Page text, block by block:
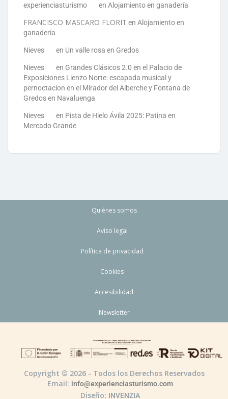
experienciasturismo en Alojamiento en ganadería
FRANCISCO MASCARO FLORIT en Alojamiento en
ganadería
Nieves en Un valle rosa en Gredos
Nieves en Grandes Clásicos 2.0 en el Palacio de
Exposiciones Lienzo Norte: escapada musical y
pernoctacion en el Mirador del Alberche y Fontana de
Gredos en Navaluenga
Nieves en Pista de Hielo Ávila 2025: Patina en
Mercado Grande
Quiénes somos
Aviso legal
Política de privacidad
Cookies
Accesibilidad
Newsletter
Copyright © 2026 - Todos los Derechos Reservados
Email: info@experienciasturismo.com
Diseño: INVENZIA